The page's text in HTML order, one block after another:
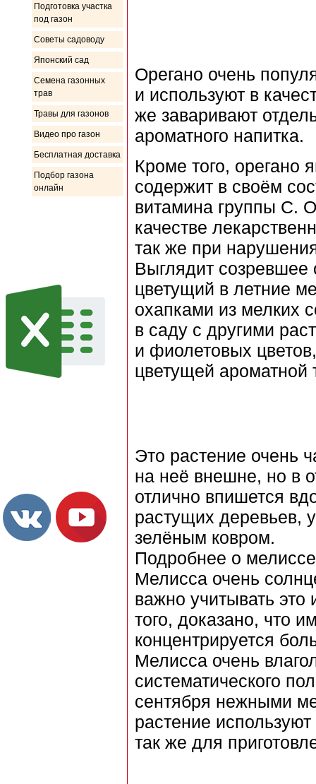
Подготовка участка
под газон
Советы садоводу
Японский сад
Семена газонных
трав
Травы для газонов
Видео про газон
Бесплатная доставка
Подбор газона
онлайн
Орегано очень
и используют в
же заваривают
ароматного напитка.
Кроме того, орегано
содержит в своём
витамина группы С.
качестве
так же при
Выглядит созревшее
цветущий в летние
охапками из мелких
в саду с другими
и фиолетовых
цветущей ароматной
Это растение очень
на неё внешне, но в
отлично впишется
растущих деревьев,
зелёным ковром.
Подробнее о
Мелисса очень
важно учитывать
того, доказано, что
концентрируется
Мелисса очень
систематического
сентября нежными
растение
так же для